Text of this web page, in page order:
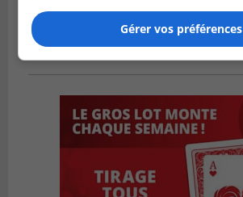
Gérer vos préférences